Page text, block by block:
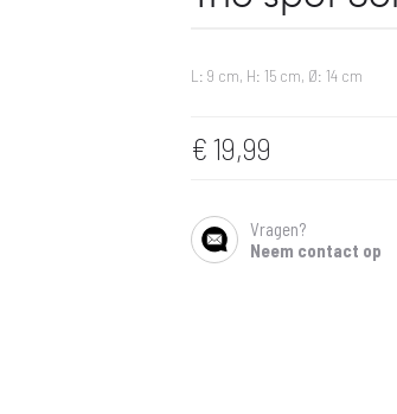
L: 9 cm, H: 15 cm, Ø: 14 cm
€19,99
SHARE
Vragen?
Neem contact op